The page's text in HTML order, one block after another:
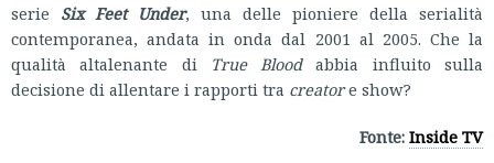
serie Six Feet Under, una delle pioniere della serialità
contemporanea, andata in onda dal 2001 al 2005. Che la
qualità altalenante di
True Bloodabbia influito sulla
decisione di allentare i rapporti tra creatore show?
Fonte: Inside TV